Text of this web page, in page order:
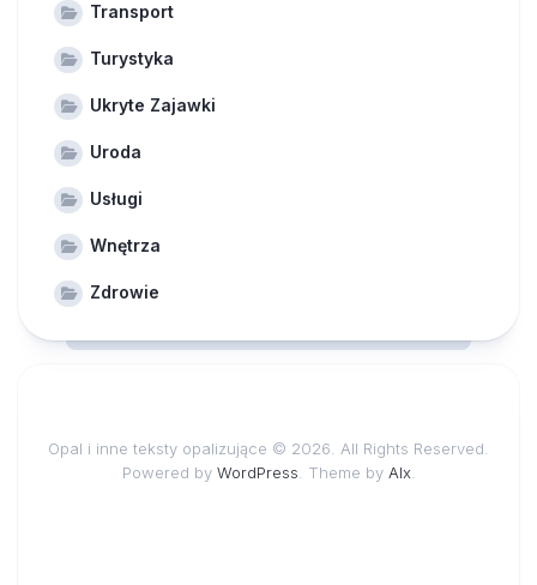
Transport
Turystyka
Ukryte Zajawki
Uroda
Usługi
Wnętrza
Zdrowie
Opal i inne teksty opalizujące © 2026. All Rights Reserved.
Powered by WordPress . Theme by Alx